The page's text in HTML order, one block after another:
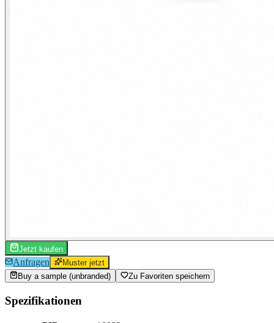
Jetzt kaufen
Anfragen
Muster jetzt
Buy a sample (unbranded)
Zu Favoriten speichern
Spezifikationen